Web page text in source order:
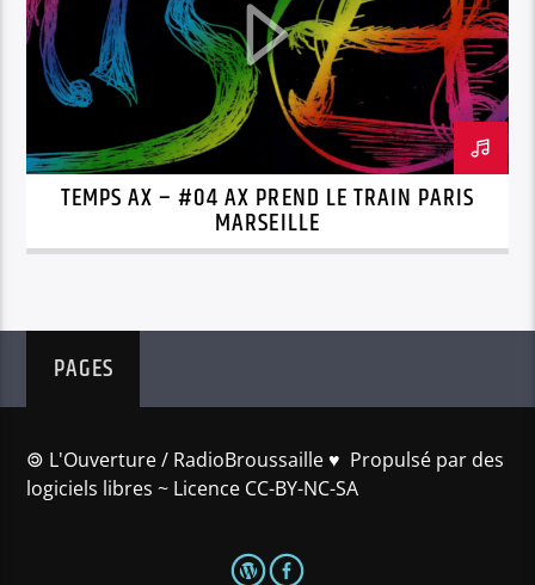
TEMPS AX – #04 AX PREND LE TRAIN PARIS
MARSEILLE
PAGES
🄯 L'Ouverture / RadioBroussaille ♥️ Propulsé par des
logiciels libres ~ Licence CC-BY-NC-SA